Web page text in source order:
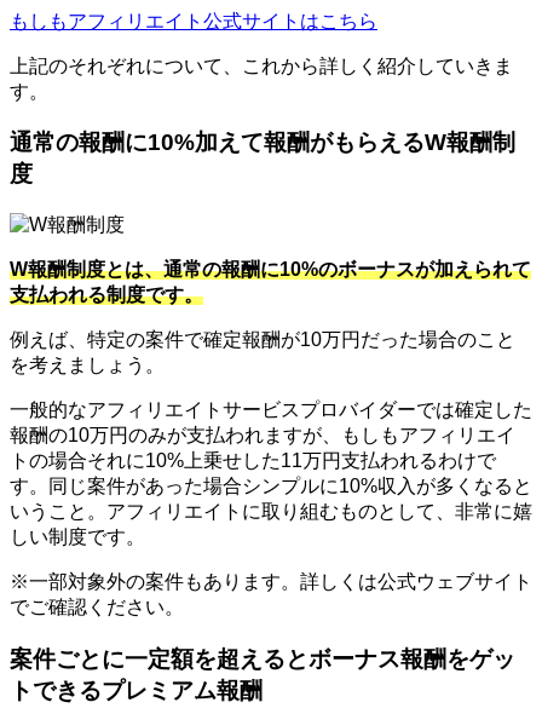
もしもアフィリエイト公式サイトはこちら
上記のそれぞれについて、これから詳しく紹介していきま
す。
通常の報酬に10%加えて報酬がもらえるW報酬制
度
W報酬制度とは、通常の報酬に10%のボーナスが加えられて
支払われる制度です。
例えば、特定の案件で確定報酬が10万円だった場合のこと
を考えましょう。
一般的なアフィリエイトサービスプロバイダーでは確定した
報酬の10万円のみが支払われますが、もしもアフィリエイ
トの場合それに10%上乗せした11万円支払われるわけで
す。同じ案件があった場合シンプルに10%収入が多くなると
いうこと。アフィリエイトに取り組むものとして、非常に嬉
しい制度です。
※一部対象外の案件もあります。詳しくは公式ウェブサイト
でご確認ください。
案件ごとに一定額を超えるとボーナス報酬をゲッ
トできるプレミアム報酬